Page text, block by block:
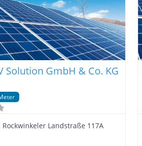
Solution GmbH & Co. KG
Rockwinkeler Landstraße 117A